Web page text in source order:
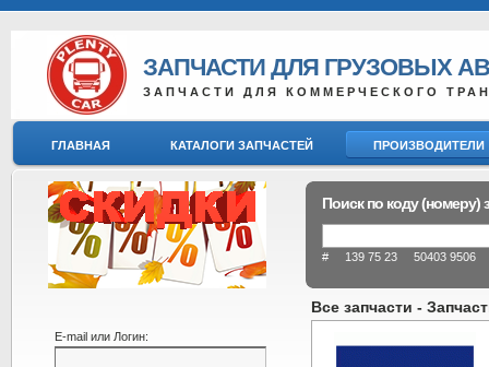
ЗАПЧАСТИ ДЛЯ ГРУЗОВЫХ
ЗАПЧАСТИ ДЛЯ КОММЕРЧЕСКОГО
ГЛАВНАЯ КАТАЛОГИ ЗАПЧАСТЕЙ ПРОИЗВОДИТЕЛИ
Поиск по коду (номеру)
# 139 75 23 50403 9506
Все запчасти -
E-mail или Логин: